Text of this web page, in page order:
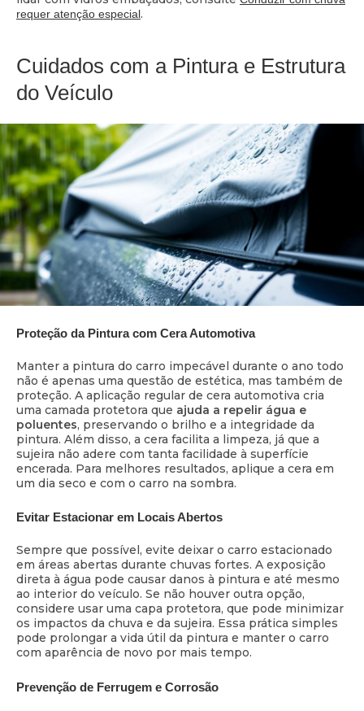
requer atenção especial.
Cuidados com a Pintura e Estrutura
do Veículo
Proteção da Pintura com Cera Automotiva
Manter a pintura do carro impecável durante o ano todo
não é apenas uma questão de estética, mas também de
proteção. A aplicação regular de cera automotiva cria
uma camada protetora que ajuda a repelir água e
poluentes, preservando o brilho e a integridade da
pintura. Além disso, a cera facilita a limpeza, já que a
sujeira não adere com tanta facilidade à superfície
encerada. Para melhores resultados, aplique a cera em
um dia seco e com o carro na sombra.
Evitar Estacionar em Locais Abertos
Sempre que possível, evite deixar o carro estacionado
em áreas abertas durante chuvas fortes. A exposição
direta à água pode causar danos à pintura e até mesmo
ao interior do veículo. Se não houver outra opção,
considere usar uma capa protetora, que pode minimizar
os impactos da chuva e da sujeira. Essa prática simples
pode prolongar a vida útil da pintura e manter o carro
com aparência de novo por mais tempo.
Prevenção de Ferrugem e Corrosão